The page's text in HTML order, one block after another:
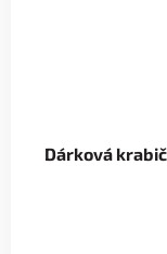
Dárková